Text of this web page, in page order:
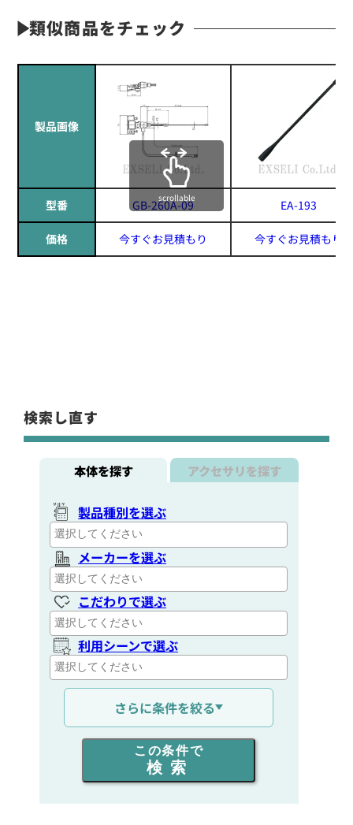
類似商品をチェック
製品画像
型番 GB-260A-09 EA-193
価格 今すぐお見積もり 今すぐお見積もり
scrollable
検索し直す
本体を探す アクセサリを探す
製品種別を選ぶ
メーカーを選ぶ
こだわりで選ぶ
利用シーンで選ぶ
通信距離を選ぶ
出力を選ぶ
同時通話人数を選ぶ
さらに条件を絞る
この条件で
検索